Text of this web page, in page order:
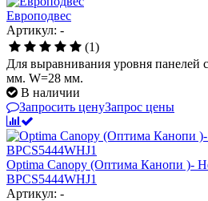
Европодвес
Артикул: -
(1)
Для выравнивания уровня панелей
мм. W=28 мм.
В наличии
Запросить ценуЗапрос цены
Optima Canopy (Оптима Канопи )-
BPCS5444WHJ1
Артикул: -